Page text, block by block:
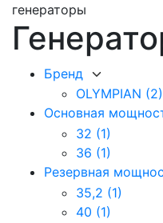
генераторы
Бренд
OLYMPIAN (2)
Основная
32 (1)
36 (1)
Резервная
35,2 (1)
40 (1)